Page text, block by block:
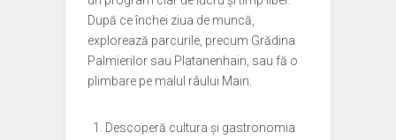
După ce închei ziua de muncă,
explorează parcurile, precum Grădina
Palmierilor sau Platanenhain, sau fă o
plimbare pe malul râului Main.
Descoperă cultura și gastronomia